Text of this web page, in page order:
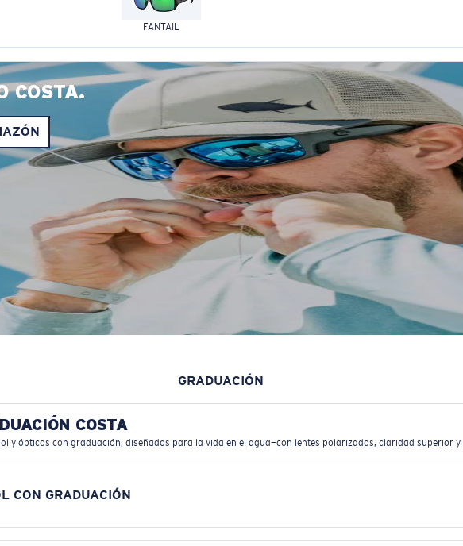
FANTAIL
COSTA.
GRADUACIÓN
COSTA
y ópticos con graduación, diseñados para la vida en el agua—con lentes polarizados, claridad superior
CON GRADUACIÓN